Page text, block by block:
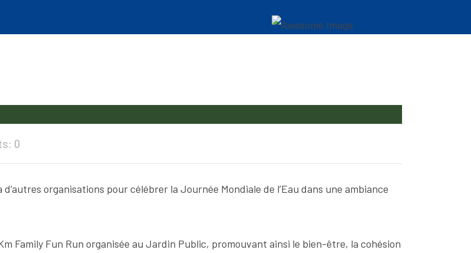
0
organisations pour célébrer la Journée Mondiale de l’Eau dans une ambiance
Family Fun Run organisée au Jardin Public, promouvant ainsi le bien-être, la cohésion